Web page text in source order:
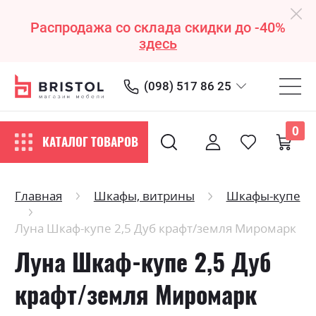
Распродажа со склада скидки до -40%
здесь
(098) 517 86 25
КАТАЛОГ ТОВАРОВ
0
Главная Шкафы, витрины
Шкафы-купе
Луна Шкаф-купе 2,5 Дуб крафт/земля Миромарк
Луна Шкаф-купе 2,5 Дуб
крафт/земля Миромарк